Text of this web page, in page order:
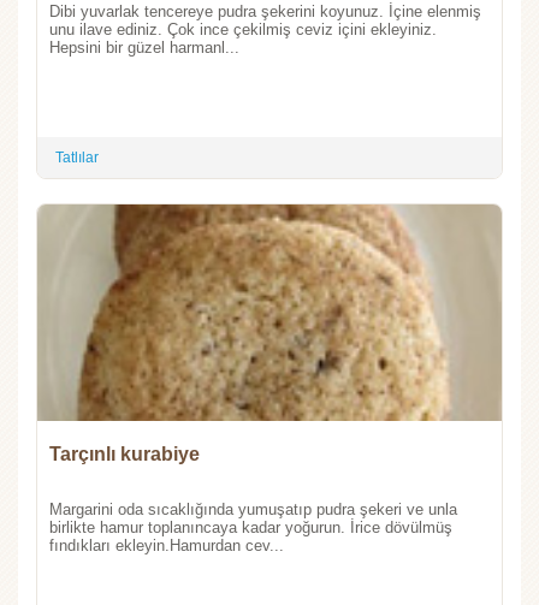
Dibi yuvarlak tencereye pudra şekerini koyunuz. İçine elenmiş
unu ilave ediniz. Çok ince çekilmiş ceviz içini ekleyiniz.
Hepsini bir güzel harmanl...
Tatlılar
Tarçınlı kurabiye
Margarini oda sıcaklığında yumuşatıp pudra şekeri ve unla
birlikte hamur toplanıncaya kadar yoğurun. İrice dövülmüş
fındıkları ekleyin.Hamurdan cev...